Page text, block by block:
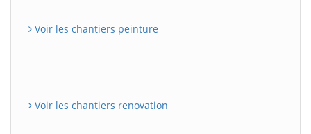
Voir les chantiers peinture
Voir les chantiers renovation